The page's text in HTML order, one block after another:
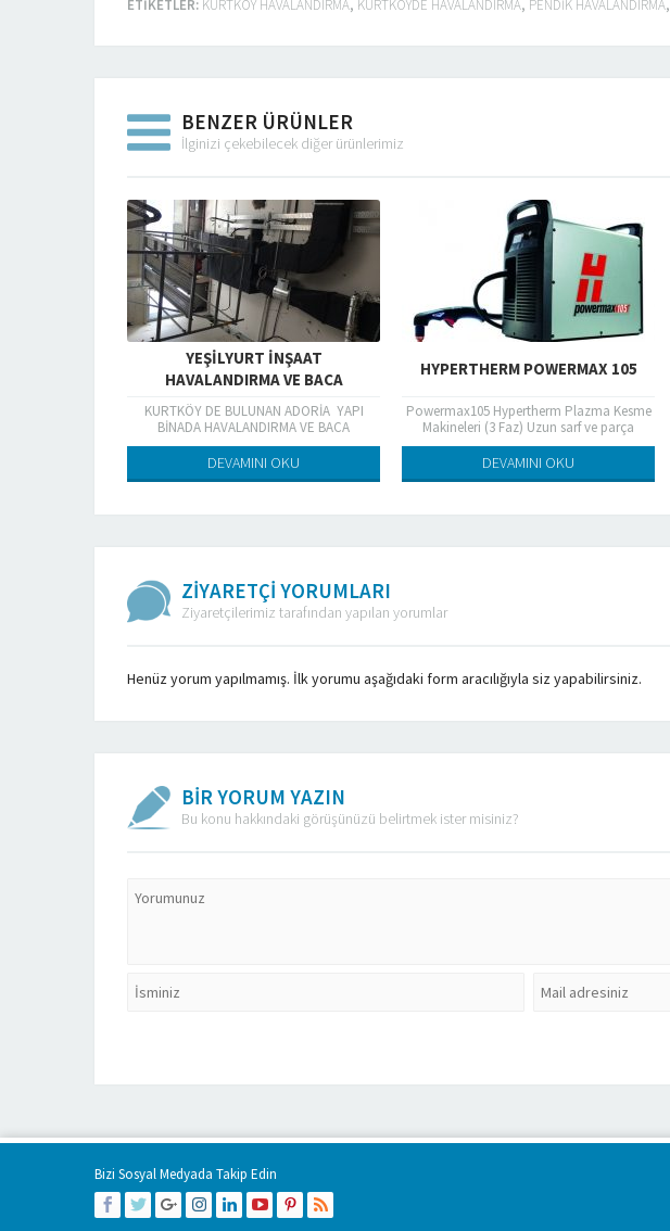
ETIKETLER: KURTKÖY HAVALANDIRMA, KURTKÖYDE HAVALANDIRMA, PENDIK HAVALANDIRMA,
BENZER ÜRÜNLER
İlginizi çekebilecek diğer ürünlerimiz
DE BULUNAN ADORİA YAPI
HAVALANDIRMA VE BACA
YAPILMIŞTIR
HYPERTHERM POWERMAX 105
Powermax105 Hypertherm Plazma Kesme
Makineleri (3 Faz) Uzun sarf ve parça
ömrüne sahiptir. Geri beslemeli elektronik
teknolojisi sayesinde çok hassas...
DEVAMINI OKU
HAVALANDIRMA
DEVAMINI OKU
ZİYARETÇİ YORUMLARI
Ziyaretçilerimiz tarafından yapılan yorumlar
Henüz yorum yapılmamış. İlk yorumu aşağıdaki form aracılığıyla siz yapabilirsiniz.
BİR YORUM YAZIN
Bu konu hakkındaki görüşünüzü belirtmek ister misiniz?
Bizi Sosyal Medyada Takip Edin